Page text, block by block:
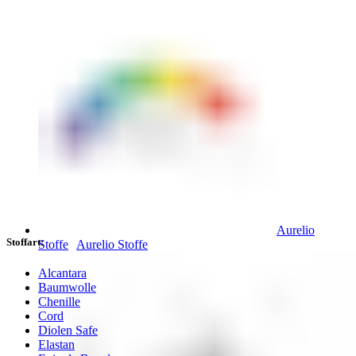
Aurelio
Stoffe
Aurelio Stoffe
Stoffart:
Alcantara
Baumwolle
Chenille
Cord
Diolen Safe
Elastan